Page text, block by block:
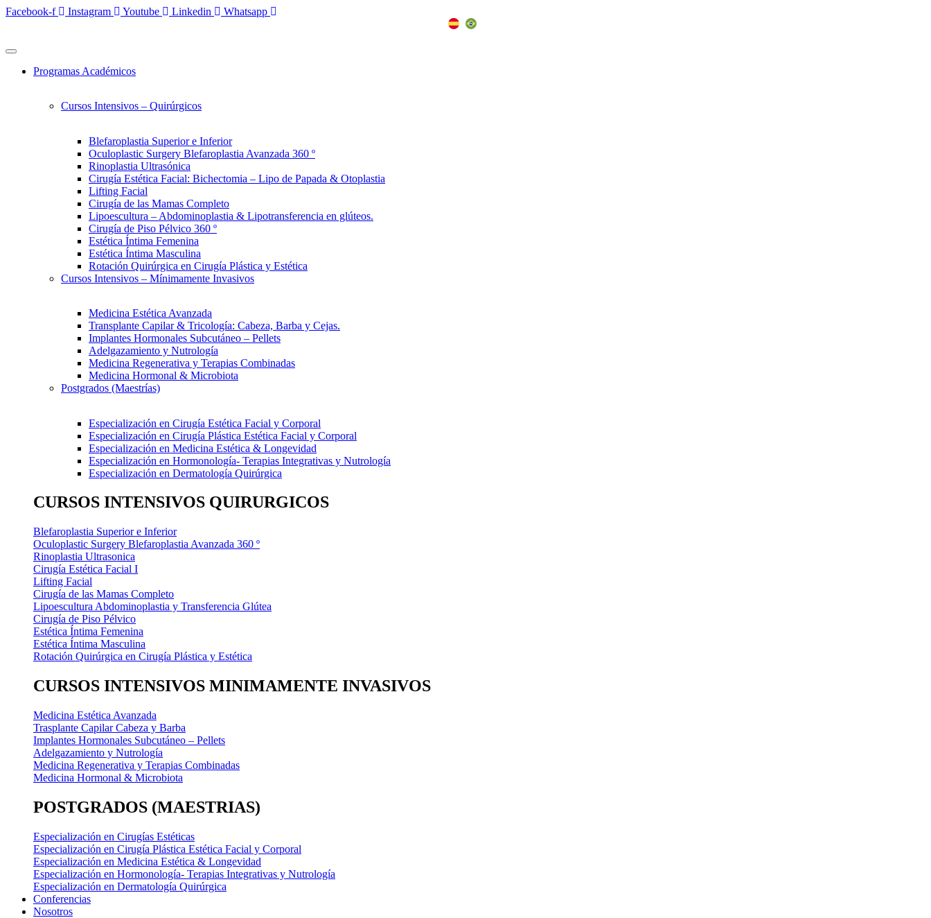
Ir
Facebook-f Instagram Youtube Linkedin Whatsapp
Programas Académicos
Cursos Intensivos – Quirúrgicos
Blefaroplastia Superior e Inferior
Oculoplastic Surgery Blefaroplastia Avanzada 360 º
Rinoplastia Ultrasónica
Cirugía Estética Facial: Bichectomia – Lipo de Papada & Otoplastia
Lifting Facial
Cirugía de las Mamas Completo
Lipoescultura – Abdominoplastia & Lipotransferencia en glúteos.
Cirugía de Piso Pélvico 360 º
Estética Íntima Femenina
Estética Íntima Masculina
Rotación Quirúrgica en Cirugía Plástica y Estética
Cursos Intensivos – Mínimamente Invasivos
Medicina Estética Avanzada
Transplante Capilar & Tricología: Cabeza, Barba y Cejas.
Implantes Hormonales Subcutáneo – Pellets
Adelgazamiento y Nutrología
Medicina Regenerativa y Terapias Combinadas
Medicina Hormonal & Microbiota
Postgrados (Maestrías)
Especialización en Cirugía Estética Facial y Corporal
Especialización en Cirugía Plástica Estética Facial y Corporal
Especialización en Medicina Estética & Longevidad
Especialización en Hormonología- Terapias Integrativas y Nutrología
Especialización en Dermatología Quirúrgica
CURSOS INTENSIVOS QUIRURGICOS
Blefaroplastia Superior e Inferior
Oculoplastic Surgery Blefaroplastia Avanzada 360 º
Rinoplastia Ultrasonica
Cirugía Estética Facial I
Lifting Facial
Cirugía de las Mamas Completo
Lipoescultura Abdominoplastia y Transferencia Glútea
Cirugía de Piso Pélvico
Estética Íntima Femenina
Estética Íntima Masculina
Rotación Quirúrgica en Cirugía Plástica y Estética
CURSOS INTENSIVOS MINIMAMENTE INVASIVOS
Medicina Estética Avanzada
Trasplante Capilar Cabeza y Barba
Implantes Hormonales Subcutáneo – Pellets
Adelgazamiento y Nutrología
Medicina Regenerativa y Terapias Combinadas
Medicina Hormonal & Microbiota
POSTGRADOS (MAESTRIAS)
Especialización en Cirugías Estéticas
Especialización en Cirugía Plástica Estética Facial y Corporal
Especialización en Medicina Estética & Longevidad
Especialización en Hormonología- Terapias Integrativas y Nutrología
Especialización en Dermatología Quirúrgica
Conferencias
Nosotros